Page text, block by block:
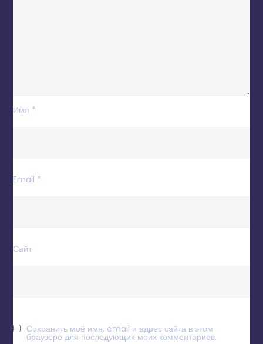
Имя *
Email *
Сайт
Сохранить моё имя, email и адрес сайта в этом
браузере для последующих моих комментариев.